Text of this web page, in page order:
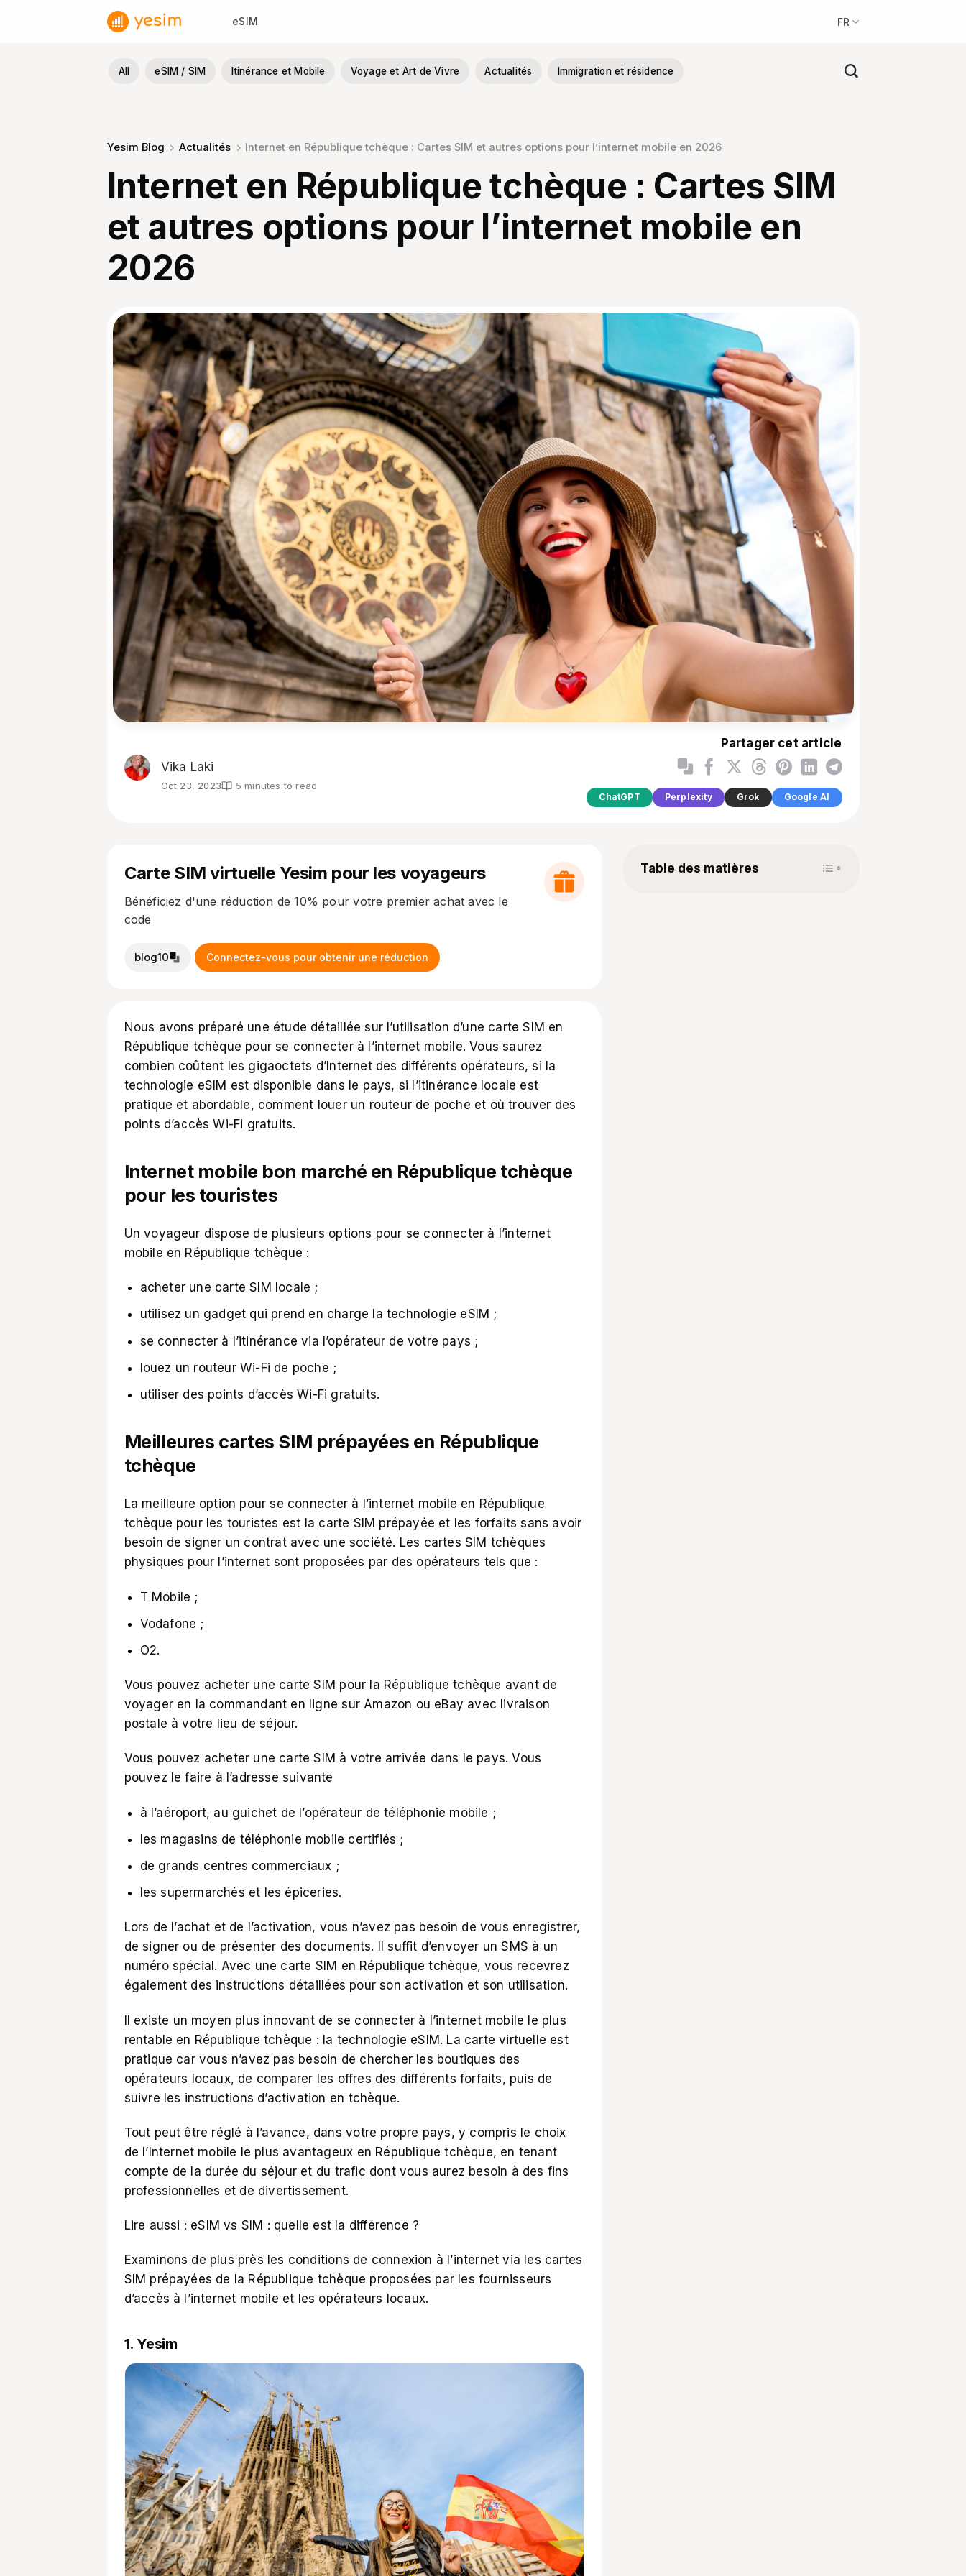
eSIM FR
All eSIM / SIM Itinérance et Mobile Voyage et Art de Vivre Actualités Immigration et résidence
Yesim Blog Actualités Internet en République tchèque : Cartes SIM et autres options pour l’internet mobile en 2026
Internet en République tchèque : Cartes SIM
et autres options pour l’internet mobile en
2026
Vika Laki
Oct 23, 2023 5 minutes to read
Partager cet article
ChatGPT Perplexity Grok Google AI
Carte SIM virtuelle Yesim pour les voyageurs
Bénéficiez d'une réduction de 10% pour votre premier achat avec le
code
blog10 Connectez-vous pour obtenir une réduction
Nous avons préparé une étude détaillée sur l’utilisation d’une carte SIM en
République tchèque pour se connecter à l’internet mobile. Vous saurez
combien coûtent les gigaoctets d’Internet des différents opérateurs, si la
technologie eSIM est disponible dans le pays, si l’itinérance locale est
pratique et abordable, comment louer un routeur de poche et où trouver des
points d’accès Wi-Fi gratuits.
Internet mobile bon marché en République tchèque
pour les touristes
Un voyageur dispose de plusieurs options pour se connecter à l’internet
mobile en République tchèque :
acheter une carte SIM locale ;
utilisez un gadget qui prend en charge la technologie eSIM ;
se connecter à l’itinérance via l’opérateur de votre pays ;
louez un routeur Wi-Fi de poche ;
utiliser des points d’accès Wi-Fi gratuits.
Meilleures cartes SIM prépayées en République
tchèque
La meilleure option pour se connecter à l’internet mobile en République
tchèque pour les touristes est la carte SIM prépayée et les forfaits sans avoir
besoin de signer un contrat avec une société. Les cartes SIM tchèques
physiques pour l’internet sont proposées par des opérateurs tels que :
T Mobile ;
Vodafone ;
О2.
Vous pouvez acheter une carte SIM pour la République tchèque avant de
voyager en la commandant en ligne sur Amazon ou eBay avec livraison
postale à votre lieu de séjour.
Vous pouvez acheter une carte SIM à votre arrivée dans le pays. Vous
pouvez le faire à l’adresse suivante
à l’aéroport, au guichet de l’opérateur de téléphonie mobile ;
les magasins de téléphonie mobile certifiés ;
de grands centres commerciaux ;
les supermarchés et les épiceries.
Lors de l’achat et de l’activation, vous n’avez pas besoin de vous enregistrer,
de signer ou de présenter des documents. Il suffit d’envoyer un SMS à un
numéro spécial. Avec une carte SIM en République tchèque, vous recevrez
également des instructions détaillées pour son activation et son utilisation.
Il existe un moyen plus innovant de se connecter à l’internet mobile le plus
rentable en République tchèque : la technologie eSIM. La carte virtuelle est
pratique car vous n’avez pas besoin de chercher les boutiques des
opérateurs locaux, de comparer les offres des différents forfaits, puis de
suivre les instructions d’activation en tchèque.
Tout peut être réglé à l’avance, dans votre propre pays, y compris le choix
de l’Internet mobile le plus avantageux en République tchèque, en tenant
compte de la durée du séjour et du trafic dont vous aurez besoin à des fins
professionnelles et de divertissement.
Lire aussi : eSIM vs SIM : quelle est la différence ?
Examinons de plus près les conditions de connexion à l’internet via les cartes
SIM prépayées de la République tchèque proposées par les fournisseurs
d’accès à l’internet mobile et les opérateurs locaux.
1. Yesim
Table des matières Toggle Table of Content